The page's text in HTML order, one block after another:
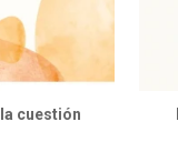
cuestión